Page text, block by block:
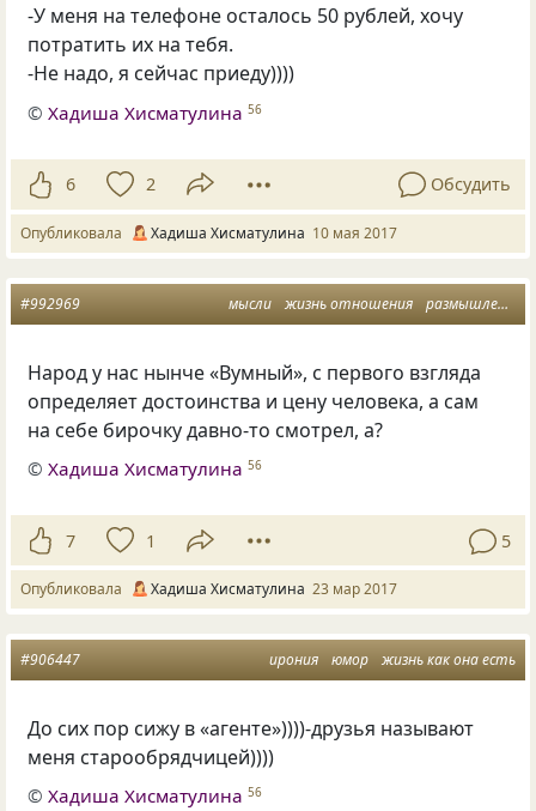
-У меня на телефоне осталось 50 рублей, хочу
потратить их на тебя.
-Не надо, я сейчас приеду))))
©Хадиша Хисматулина 56
6 2 Обсудить
Опубликовала Хадиша Хисматулина 10 мая 2017
мысли жизнь отношения размышления вслух
#992969
Народ у нас нынче«Вумный», с первого взгляда
определяет достоинства и цену человека, а сам
на себе бирочку давно-то смотрел, а?
©Хадиша Хисматулина 56
7 1 5
Опубликовала Хадиша Хисматулина 23 мар 2017
ирония юмор жизнь как она есть
#906447
До сих пор сижу в «агенте»))))-друзья называют
меня старообрядчицей))))
©Хадиша Хисматулина 56